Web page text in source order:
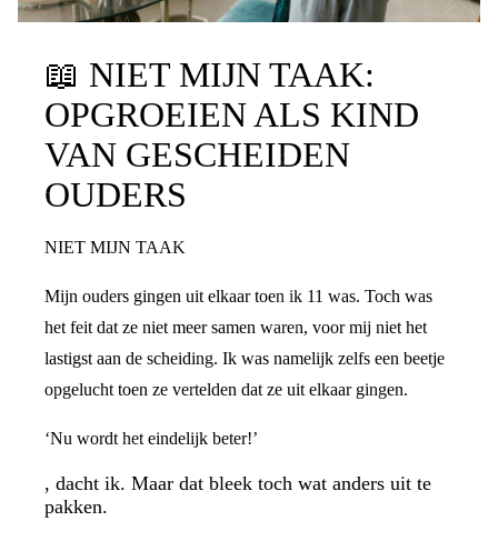
📖 NIET MIJN TAAK:
OPGROEIEN ALS KIND
VAN GESCHEIDEN
OUDERS
NIET MIJN TAAK
Mijn ouders gingen uit elkaar toen ik 11 was. Toch was
het feit dat ze niet meer samen waren, voor mij niet het
lastigst aan de scheiding. Ik was namelijk zelfs een beetje
opgelucht toen ze vertelden dat ze uit elkaar gingen.
‘Nu wordt het eindelijk beter!’
, dacht ik. Maar dat bleek toch wat anders uit te
pakken.